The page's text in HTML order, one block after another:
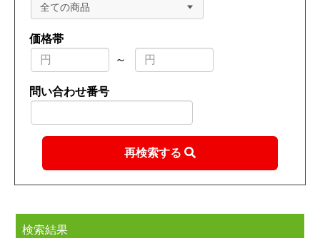
全ての商品
価格帯
～
問い合わせ番号
再検索する
検索結果